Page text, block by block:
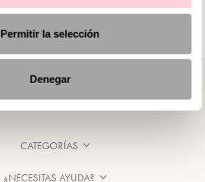
Permitir la selección
Denegar
CATEGORÍAS
¿NECESITAS AYUDA?